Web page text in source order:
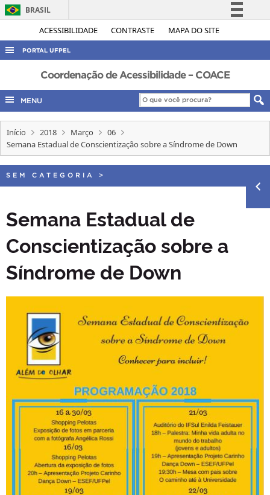
ACESSIBILIDADE CONTRASTE MAPA DO SITE
BRASIL
Simplifique!
Legislação
Canais
PORTAL UFPEL
ACESSO À INFORMAÇÃO
AUDITORIA
COBALTO
CONCURSOS
INTERNACIONAL
Coordenação de Acessibilidade – COACE
MENU
Início 2018 Março
06
Semana Estadual de Conscientização sobre a Síndrome de Down
SEM CATEGORIA >
Semana Estadual de
Conscientização sobre a
Síndrome de Down